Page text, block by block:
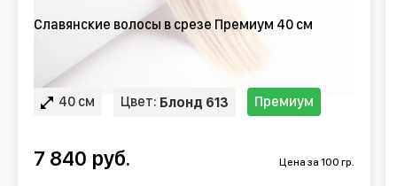
Славянские волосы в срезе Премиум 40 см
40 см Цвет: Блонд 613 Премиум
7 840 руб. Цена за 100 гр.